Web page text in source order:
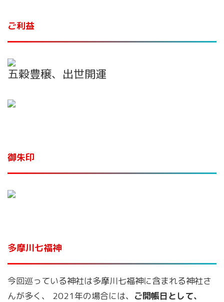
ご利益
五穀豊穣、出世開運
御朱印
多摩川七福神
今回巡っている神社は多摩川七福神に含まれる神社さ
んが多く、 2021年の場合には、 ご開帳日として、